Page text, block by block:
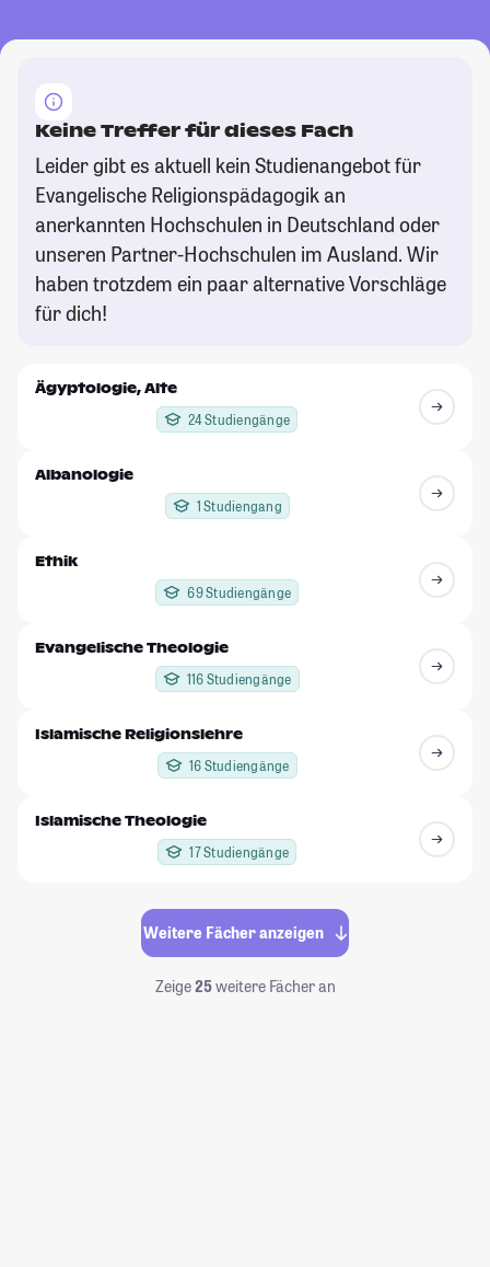
Keine Treffer für dieses Fach
Leider gibt es aktuell kein Studienangebot für
Evangelische Religionspädagogik an
anerkannten Hochschulen in Deutschland oder
unseren Partner-Hochschulen im Ausland. Wir
haben trotzdem ein paar alternative Vorschläge
für dich!
Ägyptologie, Alte
24 Studiengänge
Albanologie
1 Studiengang
Ethik
69 Studiengänge
Evangelische Theologie
116 Studiengänge
Islamische Religionslehre
16 Studiengänge
Islamische Theologie
17 Studiengänge
Weitere Fächer anzeigen
Zeige25weitere Fächer an